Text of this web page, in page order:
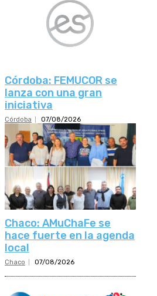
Córdoba: FEMUCOR se
lanza con una gran
iniciativa
Córdoba 07/08/2026
Chaco: AMuChaFe se
hace fuerte en la agenda
local
Chaco 07/08/2026